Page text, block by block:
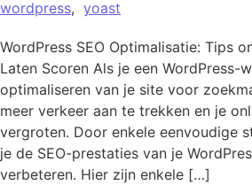
wordpress, yoast
WordPress SEO Optimalisatie: Tips
Laten Scoren Als je een WordPress-
optimaliseren van je site voor
meer verkeer aan te trekken en je
vergroten. Door enkele eenvoudige
je de SEO-prestaties van je
verbeteren. Hier zijn enkele […]